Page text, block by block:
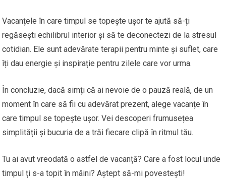
Vacanțele în care timpul se topește ușor te ajută să-ți
regăsești echilibrul interior și să te deconectezi de la stresul
cotidian. Ele sunt adevărate terapii pentru minte și suflet, care
îți dau energie și inspirație pentru zilele care vor urma.
În concluzie, dacă simți că ai nevoie de o pauză reală, de un
moment în care să fii cu adevărat prezent, alege vacanțe în
care timpul se topește ușor. Vei descoperi frumusețea
simplității și bucuria de a trăi fiecare clipă în ritmul tău.
Tu ai avut vreodată o astfel de vacanță? Care a fost locul unde
timpul ți s-a topit în mâini? Aștept să-mi povestești!